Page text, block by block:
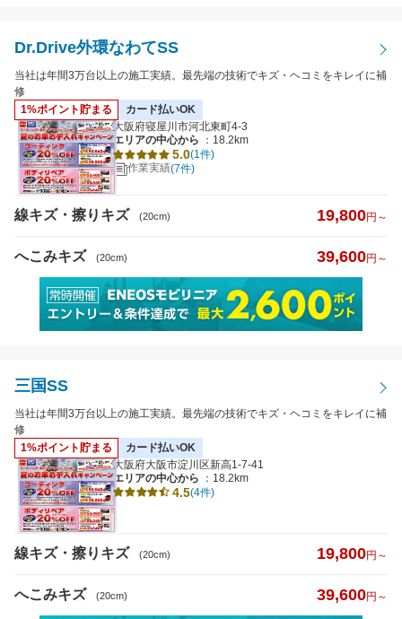
Dr.Drive外環なわてSS
当社は年間3万台以上の施工実績。最先端の技術でキズ・ヘコミをキレイに補
修
1%ポイント貯まる
カード払いOK
大阪府寝屋川市河北東町4-3
エリアの中心から
：18.2km
5.0(1件)
作業実績(7件)
線キズ・擦りキズ (20cm) 19,800円～
へこみキズ (20cm) 39,600円～
三国SS
当社は年間3万台以上の施工実績。最先端の技術でキズ・ヘコミをキレイに補
修
1%ポイント貯まる
カード払いOK
大阪府大阪市淀川区新高1-7-41
エリアの中心から
：18.2km
4.5(4件)
線キズ・擦りキズ (20cm) 19,800円～
へこみキズ (20cm) 39,600円～